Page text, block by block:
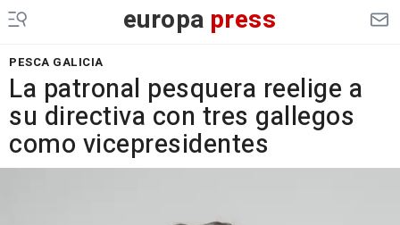
europa press
PESCA GALICIA
La patronal pesquera reelige a
su directiva con tres gallegos
como vicepresidentes